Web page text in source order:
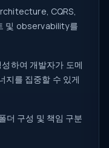
CQRS,
및 observability를
하여 개발자가 도메
지를 집중할 수 있게
더 구성 및 책임 구분